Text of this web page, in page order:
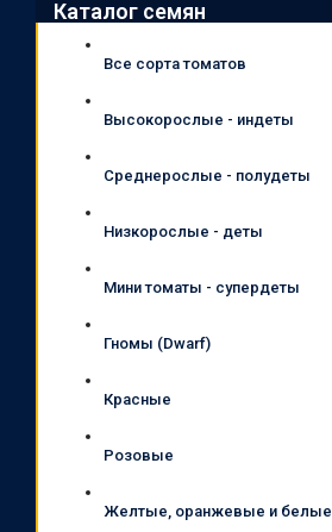
Каталог семян
Все сорта томатов
Высокорослые - индеты
Среднерослые - полудеты
Низкорослые - деты
Мини томаты - супердеты
Гномы (Dwarf)
Красные
Розовые
Желтые, оранжевые и белые